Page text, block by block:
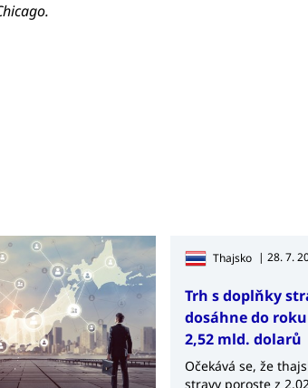
Thajsko | 28. 7.
Trh s doplňky
dosáhne do
2,52 mld. dolarů
Očekává se, že
stravy poroste z